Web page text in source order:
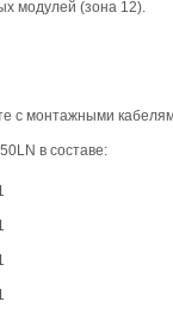
модулей (зона 12).
с монтажными
в составе: